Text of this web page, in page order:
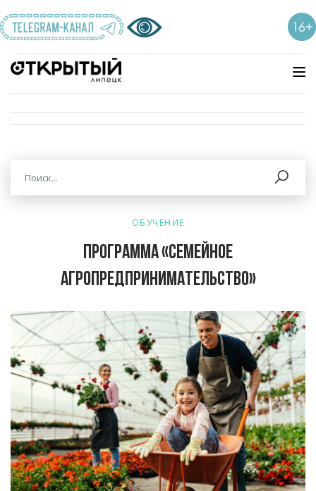
ОБУЧЕНИЕ
Программа «Семейное
агропредпринимательство»